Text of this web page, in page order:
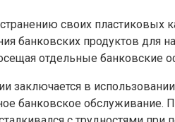
своих пластиковых
банковских продуктов для
отдельные банковские
заключается в
банковское